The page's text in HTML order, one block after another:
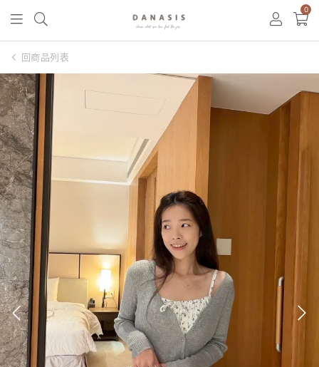
0
回商品列表